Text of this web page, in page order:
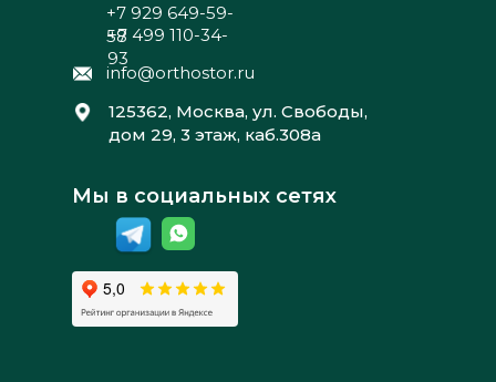
125362, Москва, ул. Свободы,
дом 29, 3 этаж, каб.308а
+7 929 649-59-
58
info@orthostor.ru
Мы в социальных сетях
+7 499 110-34-
93